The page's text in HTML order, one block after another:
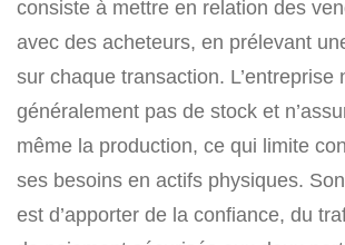
consiste à mettre en relation des
avec des acheteurs, en prélevant
sur chaque transaction. L’entreprise
généralement pas de stock et
même la production, ce qui limite
ses besoins en actifs physiques.
est d’apporter de la confiance, du